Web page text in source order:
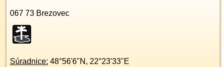
067 73 Brezovec
Súradnice: 48°56'6"N , 22°23'33"E